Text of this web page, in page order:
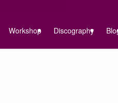
Workshop Discography